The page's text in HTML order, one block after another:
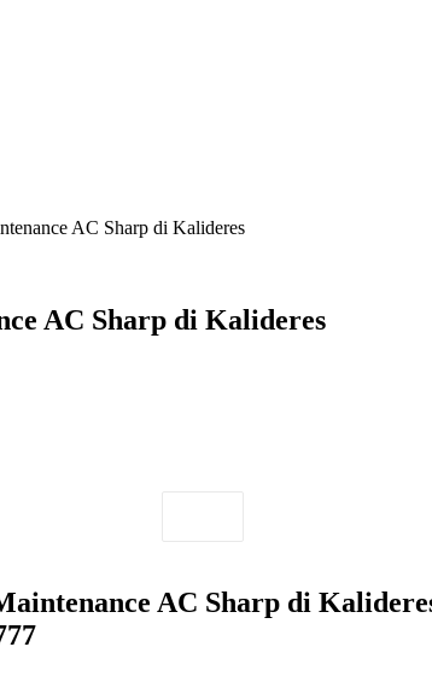
AC Sharp di Kalideres
AC Sharp di Kalideres
AC Sharp di